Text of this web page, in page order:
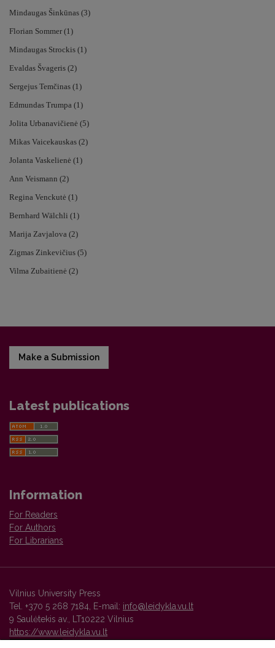
Mindaugas Šinkūnas (3)
Florian Sommer (1)
Mindaugas Strockis (1)
Evaldas Švageris (2)
Sergejus Temčinas (1)
Edmundas Trumpa (1)
Jolita Urbanavičienė (5)
Mikas Vaicekauskas (2)
Jolanta Vaskelienė (1)
Ann Veismann (2)
Regina Venckutė (1)
Bernhard Wälchli (1)
Marija Zavjalova (2)
Zigmas Zinkevičius (5)
Vilma Zubaitienė (2)
Make a Submission
Latest publications
Information
For Readers
For Authors
For Librarians
Vilnius University Press
Tel. +370 5 268 7184, E-mail: info@leidykla.vu.lt
9 Saulėtekis av., LT10222 Vilnius
https://www.leidykla.vu.lt